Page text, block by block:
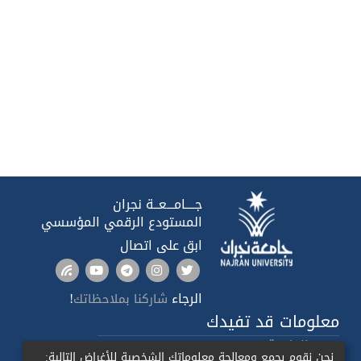
جــــامـــعــة نجران
المستودع الرقمي المؤسسي
ابق على اتصال
الرجاء شاركنا بملاحظاتك!
معلومات قد تفيدك
صدى الجامعة